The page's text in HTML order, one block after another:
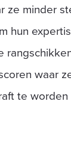
ze minder
hun
waar
te